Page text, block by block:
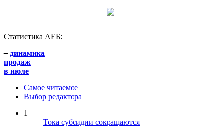
Статистика АЕБ:
– динамика
продаж
в июле
Самое читаемое
Выбор редактора
1
Тока субсидии сокращаются